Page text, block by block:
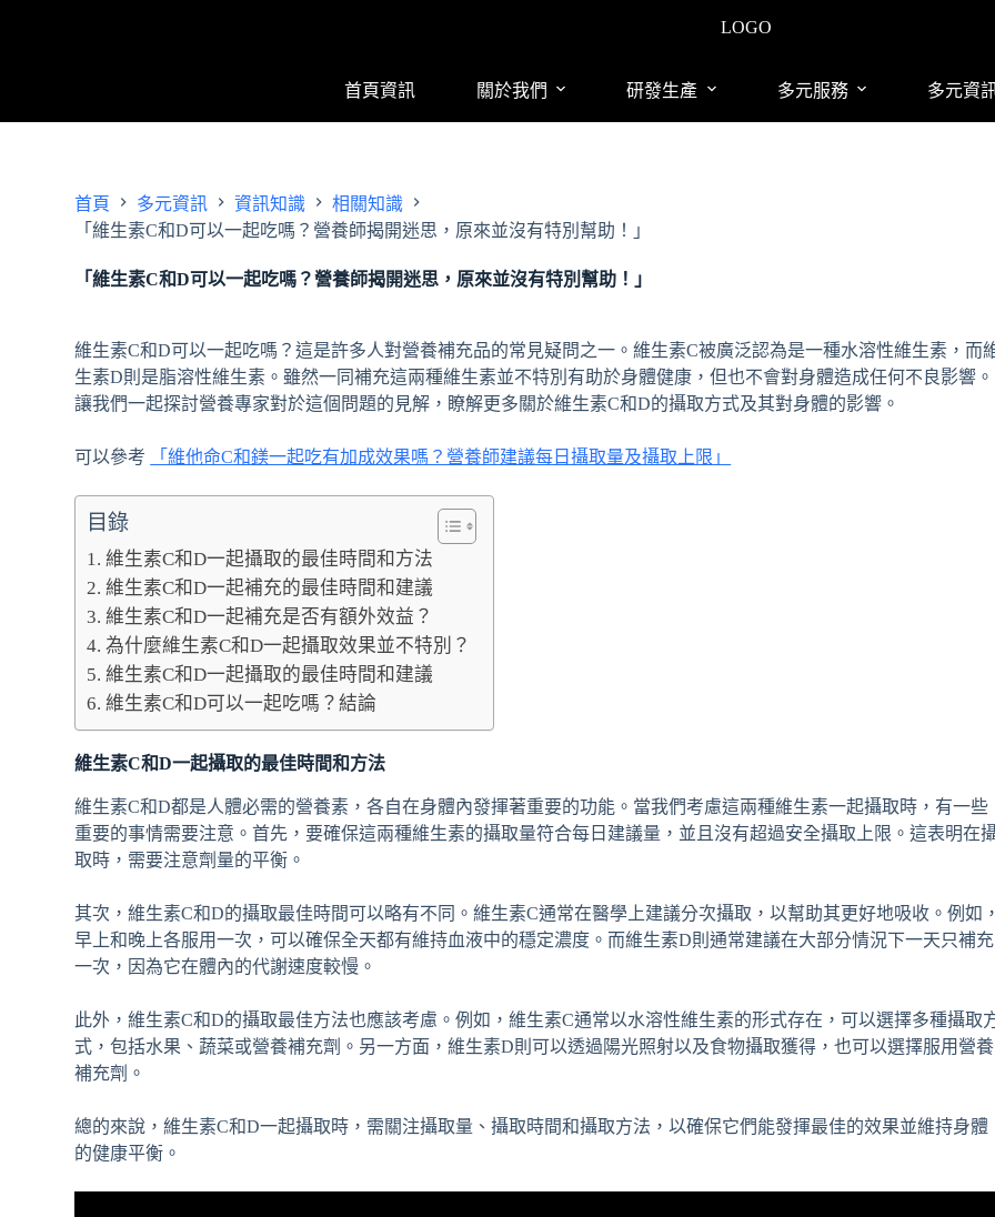
LOGO
首頁資訊 關於我們 研發生產 多元服務 多元資
首頁 多元資訊 資訊知識
相關知識
「維生素C和D可以一起吃嗎？營養師揭開迷思，原來並沒有特別幫助！」
「維生素C和D可以一起吃嗎？營養師揭開迷思，原來並沒有特別幫助！」
維生素C和D可以一起吃嗎？這是許多人對營養補充品的常見疑問之一。維生素C被廣泛認為是一種水溶性維生素，而
生素D則是脂溶性維生素。雖然一同補充這兩種維生素並不特別有助於身體健康，但也不會對身體造成任何不良影響。
讓我們一起探討營養專家對於這個問題的見解，瞭解更多關於維生素C和D的攝取方式及其對身體的影響。
可以參考 「維他命C和鎂一起吃有加成效果嗎？營養師建議每日攝取量及攝取上限」
目錄
維生素C和D一起攝取的最佳時間和方法
維生素C和D一起補充的最佳時間和建議
維生素C和D一起補充是否有額外效益？
為什麼維生素C和D一起攝取效果並不特別？
維生素C和D一起攝取的最佳時間和建議
維生素C和D可以一起吃嗎？結論
維生素C和D一起攝取的最佳時間和方法
維生素C和D都是人體必需的營養素，各自在身體內發揮著重要的功能。當我們考慮這兩種維生素一起攝取時，有一些
重要的事情需要注意。首先，要確保這兩種維生素的攝取量符合每日建議量，並且沒有超過安全攝取上限。這表明在
取時，需要注意劑量的平衡。
其次，維生素C和D的攝取最佳時間可以略有不同。維生素C通常在醫學上建議分次攝取，以幫助其更好地吸收。例如，
早上和晚上各服用一次，可以確保全天都有維持血液中的穩定濃度。而維生素D則通常建議在大部分情況下一天只補充
一次，因為它在體內的代謝速度較慢。
此外，維生素C和D的攝取最佳方法也應該考慮。例如，維生素C通常以水溶性維生素的形式存在，可以選擇多種攝取
式，包括水果、蔬菜或營養補充劑。另一方面，維生素D則可以透過陽光照射以及食物攝取獲得，也可以選擇服用營養
補充劑。
總的來說，維生素C和D一起攝取時，需關注攝取量、攝取時間和攝取方法，以確保它們能發揮最佳的效果並維持身體
的健康平衡。